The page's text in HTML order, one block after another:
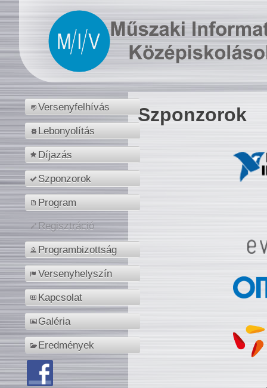
Versenyfelhívás
Lebonyolítás
Díjazás
Szponzorok
Program
Regisztráció
Programbizottság
Versenyhelyszín
Kapcsolat
Galéria
Eredmények
Szponzorok